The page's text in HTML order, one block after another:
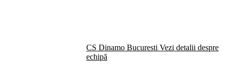
CS Dinamo Bucuresti Vezi detalii despre
echipă